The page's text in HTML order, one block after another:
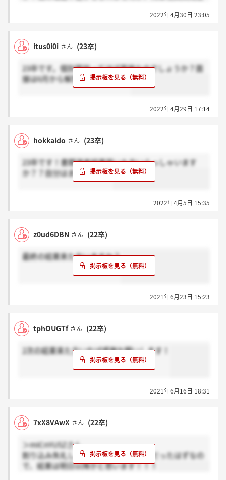
情報あれば教えていただきたいです。よろしくお願い
2022年4月30日 23:05
itus0i0i さん (23卒)
23卒です。個別面談ってほぼ面接なのでしょうか？面
接は6月から解禁らしいですが...
2022年4月29日 17:14
hokkaido さん (23卒)
23卒です！書類選考結果届いた方いらっしゃいます
か？？自分はまだです！！
2022年4月5日 15:35
z0ud6DBN さん (22卒)
最終の結果来た方いますか？
2021年6月23日 15:23
tphOUGTf さん (22卒)
2次の結果来た方いれば感謝お願いします！
2021年6月16日 18:31
7xX8VAwX さん (22卒)
＞mICnYU5Zさん
割り込み失礼します！二次は15日までだったはずなの
で、結果は明日以降かと思います！！！